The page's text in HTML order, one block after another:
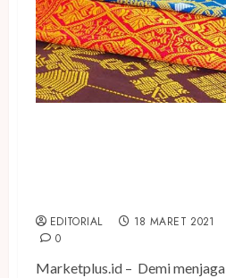
EDITORIAL
18 MARET 2021
0
Marketplus.id – Demi menjaga